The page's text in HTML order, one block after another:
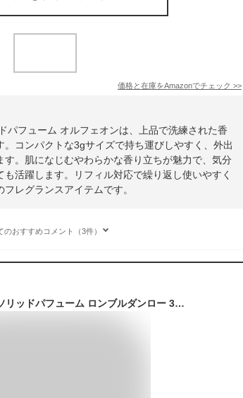
価格と在庫をAmazonでチェック >>
パフューム オルフェオンは、上品で洗練された香
コンパクトな3gサイズで持ち運びしやすく、外出
。肌になじむやわらかな香り立ちが魅力で、気分
活躍します。リフィル対応で繰り返し使いやすく
レグランスアイテムです。
のおすすめコメント（3件）
【ディプティック】 ソリッドパフューム ロンブルダンロー 3.6ｇ [並行輸入品]